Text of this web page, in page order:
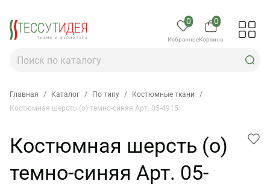
0
Избранное
0
Корзина
Главная / Каталог / По типу / Костюмные ткани
/
Костюмная шерсть (о) темно-синяя Арт. 05-4915
Костюмная шерсть (о)
темно-синяя Арт. 05-